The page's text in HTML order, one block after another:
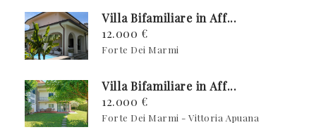
Villa Bifamiliare in Aff...
12.000 €
Forte Dei Marmi
Villa Bifamiliare in Aff...
12.000 €
Forte Dei Marmi - Vittoria Apuana